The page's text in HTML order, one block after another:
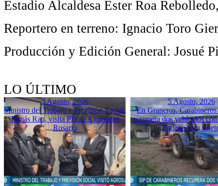
Estadio Alcaldesa Ester Roa
Reportero en terreno: Ignacio Toro
Producción y Edición General: Josué
LO ÚLTIMO
5 Agosto, 2026
Ministro del Trabajo y Previsión Social,
Tomás Rau, visita Planta Agrosuper
Rosario
5 Agosto, 2026
En Graneros,
recupera dos vehículos
detiene a un